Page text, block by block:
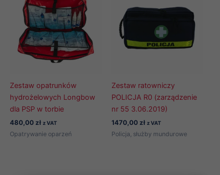
Zestaw opatrunków
hydrożelowych Longbow
dla PSP w torbie
480,00 zł z VAT
Opatrywanie oparzeń
Zestaw ratowniczy
POLICJA R0 (zarządzenie
nr 55 3.06.2019)
1470,00 zł z VAT
Policja, służby mundurowe